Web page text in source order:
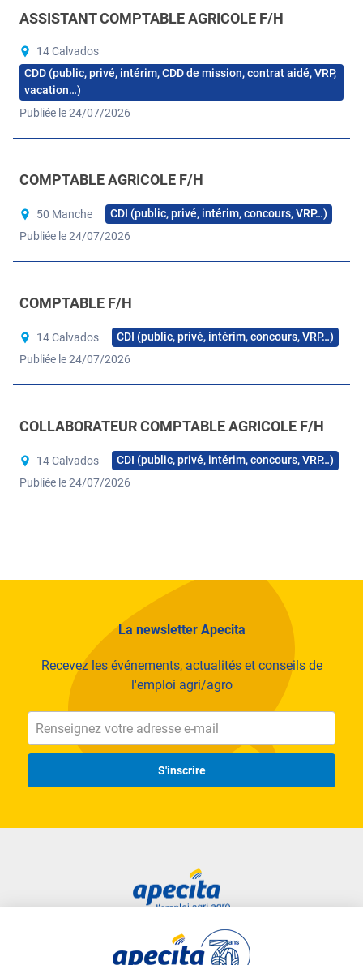
ASSISTANT COMPTABLE AGRICOLE F/H
14 Calvados
CDD (public, privé, intérim, CDD de mission, contrat aidé, VRP,
vacation…)
Publiée le 24/07/2026
COMPTABLE AGRICOLE F/H
50 Manche
CDI (public, privé, intérim, concours, VRP…)
Publiée le 24/07/2026
COMPTABLE F/H
14 Calvados
CDI (public, privé, intérim, concours, VRP…)
Publiée le 24/07/2026
COLLABORATEUR COMPTABLE AGRICOLE F/H
14 Calvados
CDI (public, privé, intérim, concours, VRP…)
Publiée le 24/07/2026
La newsletter Apecita
Recevez les événements, actualités et conseils de
l'emploi agri/agro
S'inscrire